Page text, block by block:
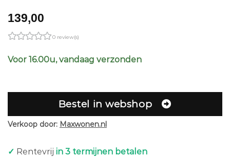
139,00
0 review(s)
Voor 16.00u, vandaag verzonden
Bestel in webshop
Verkoop door: Maxwonen.nl
✓ Rentevrij in 3 termijnen betalen